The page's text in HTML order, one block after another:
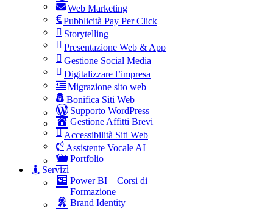
Web Marketing
Pubblicità Pay Per Click
Storytelling
Presentazione Web & App
Gestione Social Media
Digitalizzare l’impresa
Migrazione sito web
Bonifica Siti Web
Supporto WordPress
Gestione Affitti Brevi
Accessibilità Siti Web
Assistente Vocale AI
Portfolio
Servizi
Power BI – Corsi di
Formazione
Brand Identity